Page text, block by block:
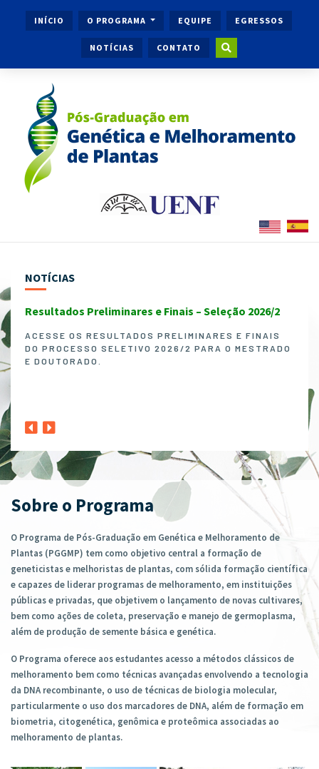
INÍCIO O PROGRAMA EQUIPE EGRESSOS
NOTÍCIAS CONTATO
NOTÍCIAS
Resultados Preliminares e Finais – Seleção 2026/2
ACESSE OS RESULTADOS PRELIMINARES E FINAIS
DO PROCESSO SELETIVO 2026/2 PARA O MESTRADO
E DOUTORADO.
1º
Sobre o Programa
O Programa de Pós-Graduação em Genética e Melhoramento de
Plantas (PGGMP) tem como objetivo central a formação de
geneticistas e melhoristas de plantas, com sólida formação científica
e capazes de liderar programas de melhoramento, em instituições
públicas e privadas, que objetivem o lançamento de novas cultivares,
bem como ações de coleta, preservação e manejo de germoplasma,
além de produção de semente básica e genética.
O Programa oferece aos estudantes acesso a métodos clássicos de
melhoramento bem como técnicas avançadas envolvendo a tecnologia
da DNA recombinante, o uso de técnicas de biologia molecular,
particularmente o uso dos marcadores de DNA, além de formação em
biometria, citogenética, genômica e proteômica associadas ao
melhoramento de plantas.